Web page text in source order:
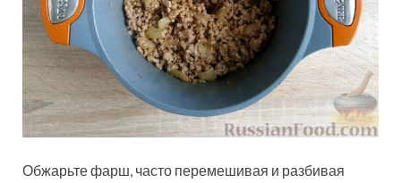
Обжарьте фарш, часто перемешивая и разбивая